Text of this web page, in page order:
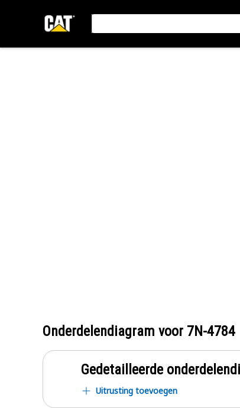
Onderdelendiagram voor 7N-4784
Gedetailleerde
Uitrusting toevoegen